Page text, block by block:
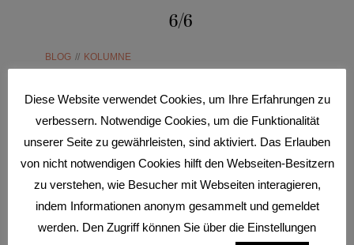
BLOG KOLUMNE
meines Praktikums
28. September 2021
Vor sechs Monaten habe ich meine Praktikum bei
pāwaho begonnen. Sechs aufregende Monate
liegen hinter mir. Ich hatte den Anspruch, Teil des
Teams zu...
Diese Website verwendet Cookies, um Ihre Erfahrungen zu
verbessern. Notwendige Cookies, um die Funktionalität
unserer Seite zu gewährleisten, sind aktiviert. Das Erlauben
von nicht notwendigen Cookies hilft den Webseiten-Besitzern
zu verstehen, wie Besucher mit Webseiten interagieren,
indem Informationen anonym gesammelt und gemeldet
werden. Den Zugriff können Sie über die Einstellungen